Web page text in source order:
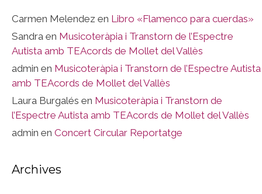
Carmen Melendez en Libro «Flamenco para cuerdas»
Sandra en Musicoteràpia i Transtorn de l’Espectre
Autista amb TEAcords de Mollet del Vallès
admin en Musicoteràpia i Transtorn de l’Espectre Autista
amb TEAcords de Mollet del Vallès
Laura Burgalés en Musicoteràpia i Transtorn de
l’Espectre Autista amb TEAcords de Mollet del Vallès
admin en Concert Circular Reportatge
Archives